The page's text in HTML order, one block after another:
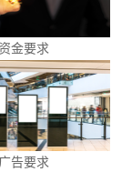
金要求
广告要求